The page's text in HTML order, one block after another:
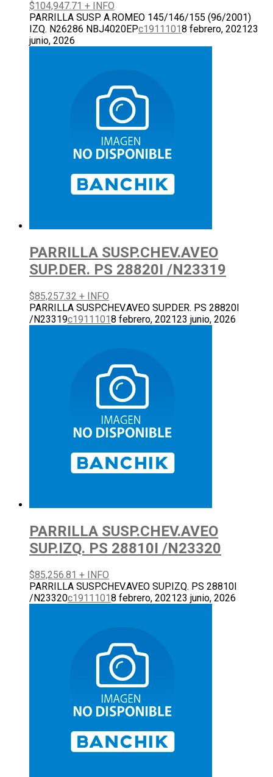
$104,947.71 + INFO
PARRILLA SUSP. A.ROMEO 145/146/155 (96/2001)
IZQ. N26286 NBJ4020EPc1911101 8 febrero, 202123
junio, 2026
PARRILLA SUSP.CHEV.AVEO
SUP.DER. PS 28820I /N23319
$85,257.32 + INFO
PARRILLA SUSP.CHEV.AVEO SUP.DER. PS 28820I
/N23319c1911101 8 febrero, 202123 junio, 2026
PARRILLA SUSP.CHEV.AVEO
SUP.IZQ. PS 28810I /N23320
$85,256.81 + INFO
PARRILLA SUSP.CHEV.AVEO SUP.IZQ. PS 28810I
/N23320c19111018 febrero, 202123 junio, 2026